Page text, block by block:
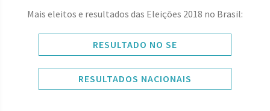
Mais eleitos e resultados das Eleições 2018 no Brasil:
RESULTADO NO SE
RESULTADOS NACIONAIS